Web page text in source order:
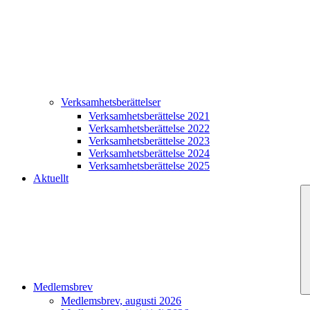
Verksamhetsberättelser
Verksamhetsberättelse 2021
Verksamhetsberättelse 2022
Verksamhetsberättelse 2023
Verksamhetsberättelse 2024
Verksamhetsberättelse 2025
Aktuellt
Medlemsbrev
Medlemsbrev, augusti 2026